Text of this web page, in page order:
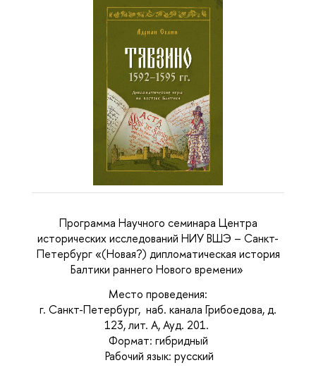
Программа Научного семинара Центра
исторических исследований НИУ ВШЭ – Санкт-
Петербург «(Новая?) дипломатическая история
Балтики раннего Нового времени»
Место проведения:
г. Санкт-Петербург, наб. канала Грибоедова, д.
123, лит. А, Ауд. 201.
Формат: гибридный
Рабочий язык: русский